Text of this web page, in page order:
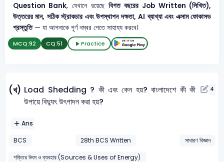
Question Bank, যেখানে রয়েছেবিগত বছরের Job Written (লিখিত),
উত্তরের মান, সঠিক স্ট্রাকচার এবং উপস্থাপন দক্ষতা, AI ব্যাখ্যা এবং এক্সাম ফোকাসড
প্রস্তুতি— যা আপনাকে পূর্ণ নম্বর পেতে সাহায্য করবে।
MCQ:92 CQ:51 Practice
(খ) Load Shedding ? কী এবং কেন হয়? বাংলাদেশে কী কী
উপায়ে বিদ্যুৎ উৎপাদন করা হয়?
4
Ans
BCS
28th BCS Written
সাধারণ বিজ্ঞান
শক্তির উৎস ও ব্যবহার (Sources & Uses of Energy)